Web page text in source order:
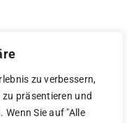
zu verbessern,
präsentieren und
Wenn Sie auf "Alle
-